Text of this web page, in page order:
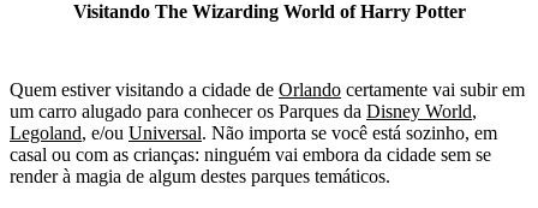
Visitando The Wizarding World of Harry Potter
Quem estiver visitando a cidade de Orlando certamente vai subir em
um carro alugado para conhecer os Parques da Disney World,
Legoland, e/ou Universal. Não importa se você está sozinho, em
casal ou com as crianças: ninguém vai embora da cidade sem se
render à magia de algum destes parques temáticos.